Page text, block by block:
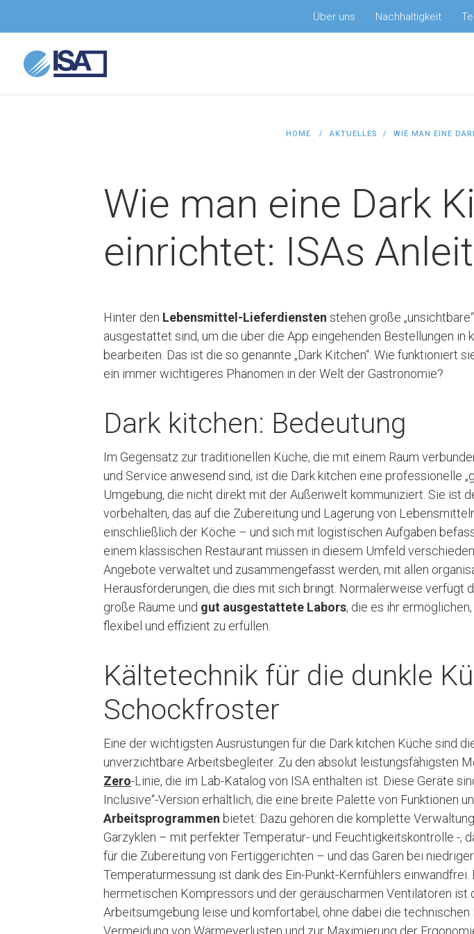
Über uns Nachhaltigkeit
HOME AKTUELLES WIE MAN EINE
Wie man eine Dark
einrichtet: ISAs
Hinter den Lebensmittel-Lieferdiensten stehen große
ausgestattet sind, um die über die App eingehenden Bestellungen in
bearbeiten. Das ist die so genannte „Dark Kitchen“: Wie funktioniert
ein immer wichtigeres Phänomen in der Welt der Gastronomie?
Dark kitchen: Bedeutung
Im Gegensatz zur traditionellen Küche, die mit einem Raum
und Service anwesend sind, ist die Dark kitchen eine professionelle
Umgebung, die nicht direkt mit der Außenwelt kommuniziert. Sie ist
vorbehalten, das auf die Zubereitung und Lagerung von
einschließlich der Köche – und sich mit logistischen Aufgaben
einem klassischen Restaurant müssen in diesem Umfeld
Angebote verwaltet und zusammengefasst werden, mit allen
Herausforderungen, die dies mit sich bringt. Normalerweise verfügt
große Räume und gut ausgestattete Labors, die es ihr
flexibel und effizient zu erfüllen.
Kältetechnik für die dunkle
Schockfroster
Eine der wichtigsten Ausrüstungen für die Dark kitchen Küche sind
unverzichtbare Arbeitsbegleiter. Zu den absolut leistungsfähigsten
Zero-Linie, die im Lab-Katalog von ISA enthalten ist. Diese Geräte
Inclusive“-Version erhältlich, die eine breite Palette von Funktionen
Arbeitsprogrammen bietet: Dazu gehören die komplette
Gärzyklen – mit perfekter Temperatur- und Feuchtigkeitskontrolle -,
für die Zubereitung von Fertiggerichten – und das Garen bei
Temperaturmessung ist dank des Ein-Punkt-Kernfühlers einwandfrei.
hermetischen Kompressors und der geräuscharmen Ventilatoren ist
Arbeitsumgebung leise und komfortabel, ohne dabei die technischen
Vermeidung von Wärmeverlusten und zur Maximierung der